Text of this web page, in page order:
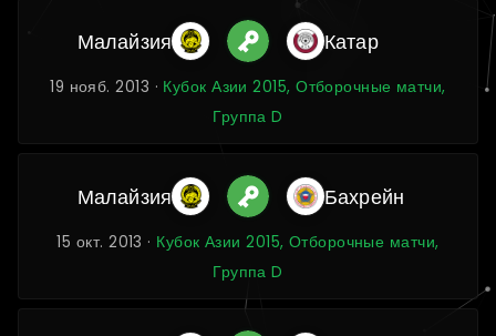
Малайзия Катар
19 нояб. 2013 · Кубок Азии 2015, Отборочные матчи,
Группа D
Малайзия Бахрейн
15 окт. 2013 · Кубок Азии 2015, Отборочные матчи,
Группа D